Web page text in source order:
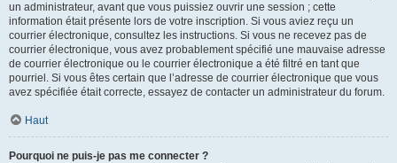
un administrateur, avant que vous puissiez ouvrir une session ; cette
information était présente lors de votre inscription. Si vous aviez reçu un
courrier électronique, consultez les instructions. Si vous ne recevez pas de
courrier électronique, vous avez probablement spécifié une mauvaise adresse
de courrier électronique ou le courrier électronique a été filtré en tant que
pourriel. Si vous êtes certain que l’adresse de courrier électronique que vous
avez spécifiée était correcte, essayez de contacter un administrateur du forum.
Haut
Pourquoi ne puis-je pas me connecter ?